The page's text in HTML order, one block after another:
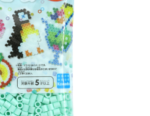
コンテスト
ーリスト
シート